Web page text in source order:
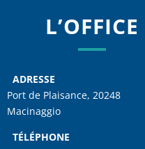
L’OFFICE
ADRESSE
Port de Plaisance, 20248
Macinaggio
TÉLÉPHONE